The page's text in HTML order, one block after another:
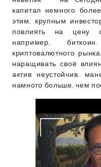
капитал немного
этим, крупным
повлиять на цену
например,
криптовалютного
наращивать своё
актив неустойчив,
намного больше, чем